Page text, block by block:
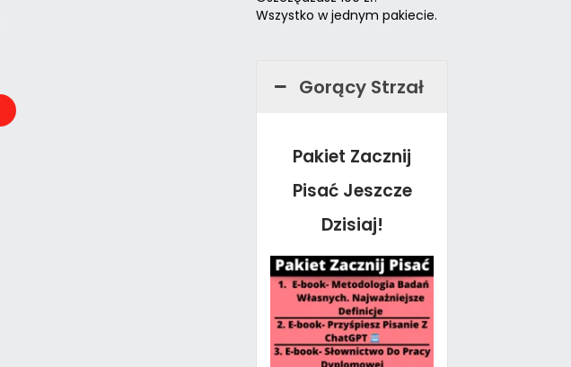
Wszystko w jednym pakiecie.
Gorący Strzał
Pakiet Zacznij
Pisać Jeszcze
Dzisiaj!